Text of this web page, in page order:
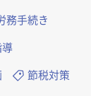
務手続き
導
節税対策